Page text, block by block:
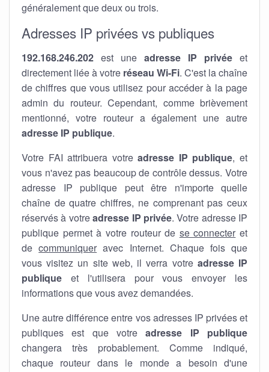
généralement que deux ou trois.
Adresses IP privées vs publiques
192.168.246.202 est une adresse IP privée et
directement liée à votre réseau Wi-Fi. C'est la chaîne
de chiffres que vous utilisez pour accéder à la page
admin du routeur. Cependant, comme brièvement
mentionné, votre routeur a également une autre
adresse IP publique.
Votre FAI attribuera votreadresse IP publique, et
vous n'avez pas beaucoup de contrôle dessus. Votre
adresse IP publique peut être n'importe quelle
chaîne de quatre chiffres, ne comprenant pas ceux
réservés à votreadresse IP privée. Votre adresse IP
publique permet à votre routeur de se connecter et
decommuniquer avec Internet. Chaque fois que
vous visitez un site web, il verra votre adresse IP
publique et l'utilisera pour vous envoyer les
informations que vous avez demandées.
Une autre différence entre vos adresses IP privées et
publiques est que votreadresse IP publique
changera très probablement. Comme indiqué,
chaque routeur dans le monde a besoin d'une